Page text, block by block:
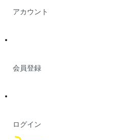
アカウント
会員登録
ログイン